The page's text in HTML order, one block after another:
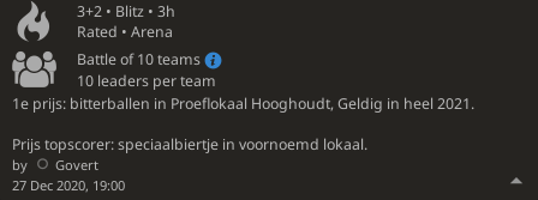
3+2 • Blitz • 3h
Rated • Arena
Battle of 10 teams
10 leaders per team
1e prijs: bitterballen in Proeflokaal Hooghoudt, Geldig in heel 2021.
Prijs topscorer: speciaalbiertje in voornoemd lokaal.
by
Govert
27 Dec 2020, 19:00